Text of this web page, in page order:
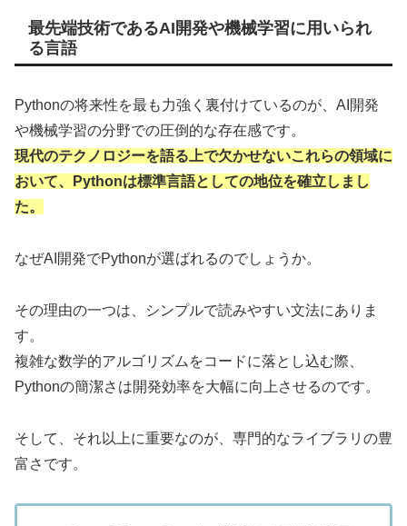
最先端技術であるAI開発や機械学習に用いられ
る言語
Pythonの将来性を最も力強く裏付けているのが、AI開発
や機械学習の分野での圧倒的な存在感です。
現代のテクノロジーを語る上で欠かせないこれらの領域に
おいて、Pythonは標準言語としての地位を確立しまし
た。
なぜAI開発でPythonが選ばれるのでしょうか。
その理由の一つは、シンプルで読みやすい文法にありま
す。
複雑な数学的アルゴリズムをコードに落とし込む際、
Pythonの簡潔さは開発効率を大幅に向上させるのです。
そして、それ以上に重要なのが、専門的なライブラリの豊
富さです。